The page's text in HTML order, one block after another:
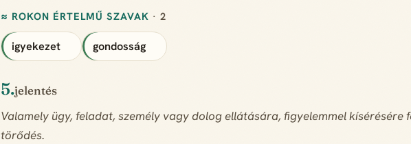
≈ ROKON ÉRTELMŰ SZAVAK · 2
igyekezet gondosság
5.jelentés
Valamely ügy, feladat, személy vagy dolog ellátására, figyelemmel kísérésére
törődés.